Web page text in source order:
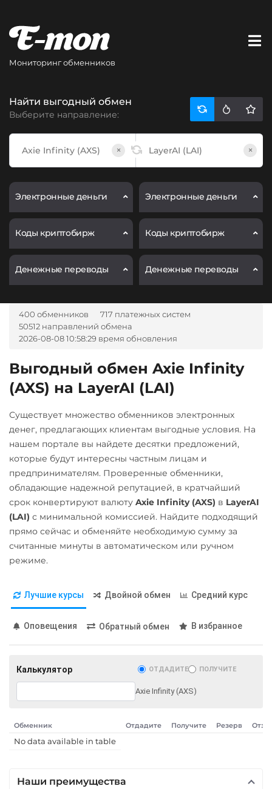
Мониторинг обменников
Найти выгодный обмен
Выберите направление:
× ×
Электронные деньги
Коды криптобирж
Денежные переводы
Электронные деньги
Коды криптобирж
Денежные переводы
400 обменников
717 платежных систем
50512 направлений обмена
2026-08-08 10:58:29 время обновления
Выгодный обмен Axie Infinity
(AXS) на LayerAI (LAI)
Существует множество обменников электронных
денег, предлагающих клиентам выгодные условия. На
нашем портале вы найдете десятки предложений,
которые будут интересны частным лицам и
предпринимателям. Проверенные обменники,
обладающие надежной репутацией, в кратчайший
срок конвертируют валюту Axie Infinity (AXS) в LayerAI
(LAI) с минимальной комиссией. Найдите подходящий
прямо сейчас и обменяйте необходимую сумму за
считанные минуты в автоматическом или ручном
режиме.
Лучшие курсы Двойной обмен Средний курс
Оповещения Обратный обмен В избранное
Калькулятор ОТДАДИТЕ ПОЛУЧИТЕ
Axie Infinity (AXS)
Обменник Отдадите Получите Резерв
No data available in table
Наши преимущества